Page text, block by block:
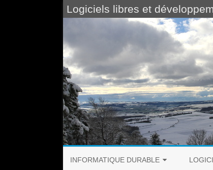
Logiciels libres et
INFORMATIQUE DURABLE